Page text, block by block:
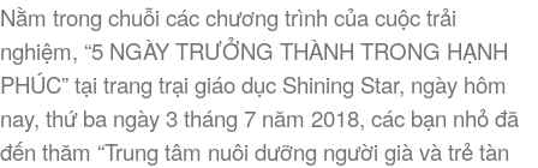
Ngày Doanh nhân
Kỹ năng thoát hiểm khi gặp hỏa
hoạn
Đêm GaLa “5 ngày trưởng
thành trong hạnh phúc”
Nằm trong chuỗi các chương trình của cuộc trải
nghiệm, “5 NGÀY TRƯỞNG THÀNH TRONG HẠNH
PHÚC” tại trang trại giáo dục Shining Star, ngày hôm
nay, thứ ba ngày 3 tháng 7 năm 2018, các bạn nhỏ đã
đến thăm “Trung tâm nuôi dưỡng người già và trẻ tàn